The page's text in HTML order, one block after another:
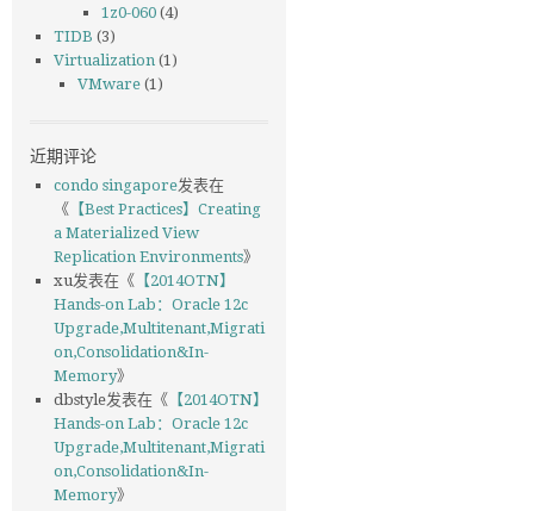
1z0-060 (4)
TIDB (3)
Virtualization (1)
VMware (1)
近期评论
condo singapore发表在
《 【Best Practices】Creating
a Materialized View
Replication Environments》
xu发表在《 【2014OTN】
Hands-on Lab：Oracle 12c
Upgrade,Multitenant,Migrati
on,Consolidation&In-
Memory》
dbstyle发表在《 【2014OTN】
Hands-on Lab：Oracle 12c
Upgrade,Multitenant,Migrati
on,Consolidation&In-
Memory》